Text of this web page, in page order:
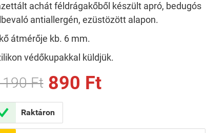
achát féldrágakőből készült apró, bedugós
antiallergén, ezüstözött alapon.
átmérője kb. 6 mm.
védőkupakkal küldjük.
Ft 890 Ft
Raktáron